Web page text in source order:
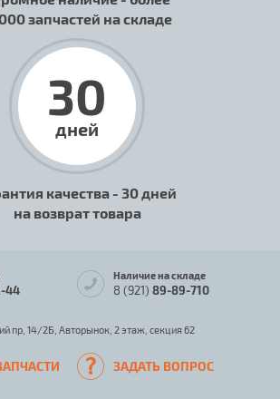
запчастей на складе
30
дней
качества - 30 дней
на возврат товара
44
Наличие на складе
8 (921) 89-89-710
пр, 14/2Б, Авторынок, 2 этаж, секция 62
ЗАДАТЬ ВОПРОС